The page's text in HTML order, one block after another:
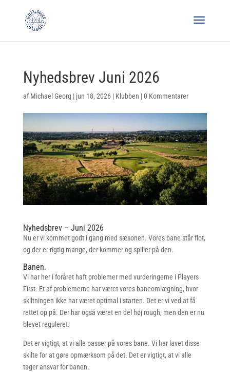
Nyhedsbrev Juni 2026
afMichael Georg | jun 18, 2026| Klubben |0 Kommentarer
Nyhedsbrev – Juni 2026
Nu er vi kommet godt i gang med sæsonen. Vores bane står flot,
og der er rigtig mange, der kommer og spiller på den.
Banen.
Vi har her i foråret haft problemer med vurderingerne i Players
First. Et af problemerne har været vores baneomlægning, hvor
skiltningen ikke har været optimal i starten. Det er vi ved at få
rettet op på. Der har også været en del høj rough, men den er nu
blevet reguleret.
Det er vigtigt, at vi alle passer på vores bane. Vi har lavet disse
skilte for at gøre opmærksom på det. Det er vigtigt, at vi alle
tager ansvar for banen.